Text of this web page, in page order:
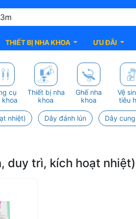
THIẾT BỊ NHA KHOA ƯU ĐÃI
cụ
khoa
Thiết bị nha
khoa
Ghế nha
khoa
Vệ
tiêu
nhiệt) Dây đánh lún Dây
duy trì, kích hoạt